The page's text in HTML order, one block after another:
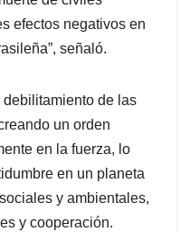
efectos negativos en
señaló.
de las
un orden
en la fuerza, lo
en un planeta
y ambientales,
y cooperación.